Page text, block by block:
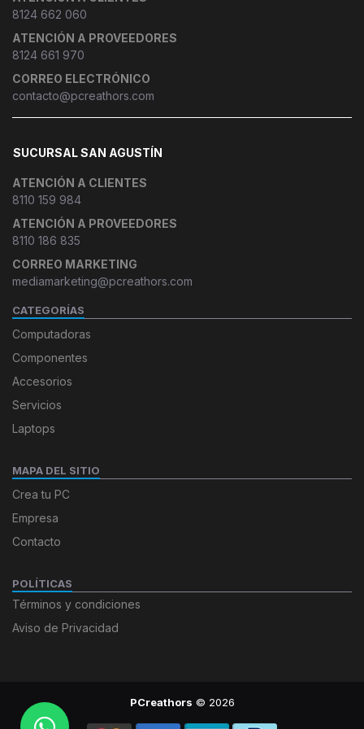
8124 662 060
ATENCIÓN A PROVEEDORES
8124 661 970
CORREO ELECTRÓNICO
contacto@pcreathors.com
SUCURSAL SAN AGUSTÍN
ATENCIÓN A CLIENTES
8110 159 984
ATENCIÓN A PROVEEDORES
8110 186 835
CORREO MARKETING
mediamarketing@pcreathors.com
CATEGORÍAS
Computadoras
Componentes
Accesorios
Servicios
Laptops
MAPA DEL SITIO
Crea tu PC
Empresa
Contacto
POLÍTICAS
Términos y condiciones
Aviso de Privacidad
PCreathors © 2026